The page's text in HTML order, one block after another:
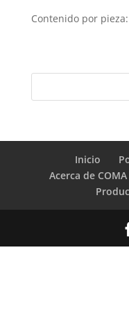
Contenido por pieza:
Inicio
Acerca de COMA